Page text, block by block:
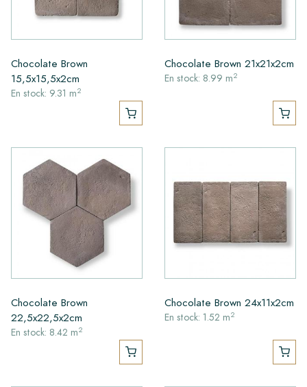
Chocolate Brown
15,5x15,5x2cm
En stock: 9.31 m2
Chocolate Brown 21x21x2cm
En stock: 8.99 m2
Chocolate Brown
22,5x22,5x2cm
En stock: 8.42 m2
Chocolate Brown 24x11x2cm
En stock: 1.52 m2